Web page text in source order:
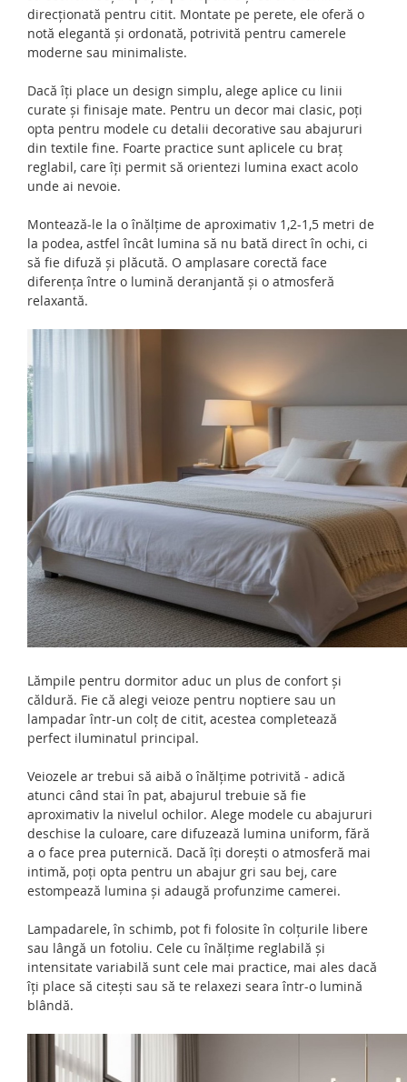
direcționată pentru citit. Montate pe perete, ele oferă o
notă elegantă și ordonată, potrivită pentru camerele
moderne sau minimaliste.
Dacă îți place un design simplu, alege aplice cu linii
curate și finisaje mate. Pentru un decor mai clasic, poți
opta pentru modele cu detalii decorative sau abajururi
din textile fine. Foarte practice sunt aplicele cu braț
reglabil, care îți permit să orientezi lumina exact acolo
unde ai nevoie.
Montează-le la o înălțime de aproximativ 1,2-1,5 metri de
la podea, astfel încât lumina să nu bată direct în ochi, ci
să fie difuză și plăcută. O amplasare corectă face
diferența între o lumină deranjantă și o atmosferă
relaxantă.
Lămpile pentru dormitor aduc un plus de confort și
căldură. Fie că alegi veioze pentru noptiere sau un
lampadar într-un colț de citit, acestea completează
perfect iluminatul principal.
Veiozele ar trebui să aibă o înălțime potrivită - adică
atunci când stai în pat, abajurul trebuie să fie
aproximativ la nivelul ochilor. Alege modele cu abajururi
deschise la culoare, care difuzează lumina uniform, fără
a o face prea puternică. Dacă îți dorești o atmosferă mai
intimă, poți opta pentru un abajur gri sau bej, care
estompează lumina și adaugă profunzime camerei.
Lampadarele, în schimb, pot fi folosite în colțurile libere
sau lângă un fotoliu. Cele cu înălțime reglabilă și
intensitate variabilă sunt cele mai practice, mai ales dacă
îți place să citești sau să te relaxezi seara într-o lumină
blândă.